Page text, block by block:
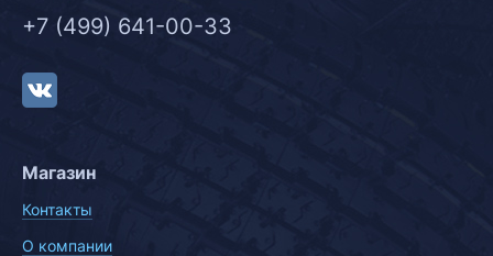
+7 (499) 641-00-33
Магазин
Контакты
О компании